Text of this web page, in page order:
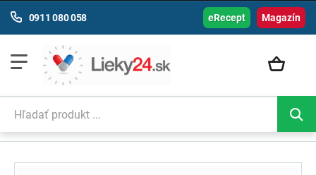
Magazín
0911 080 058 eRecept